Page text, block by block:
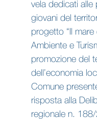
vela dedicati alle
giovani del
progetto “Il
Ambiente e
promozione del
dell’economia
Comune
risposta alla
regionale n.